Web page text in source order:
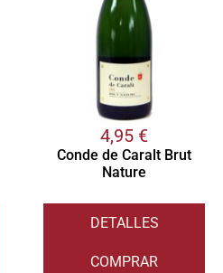
4,95 €
Conde de Caralt Brut
Nature
DETALLES
COMPRAR